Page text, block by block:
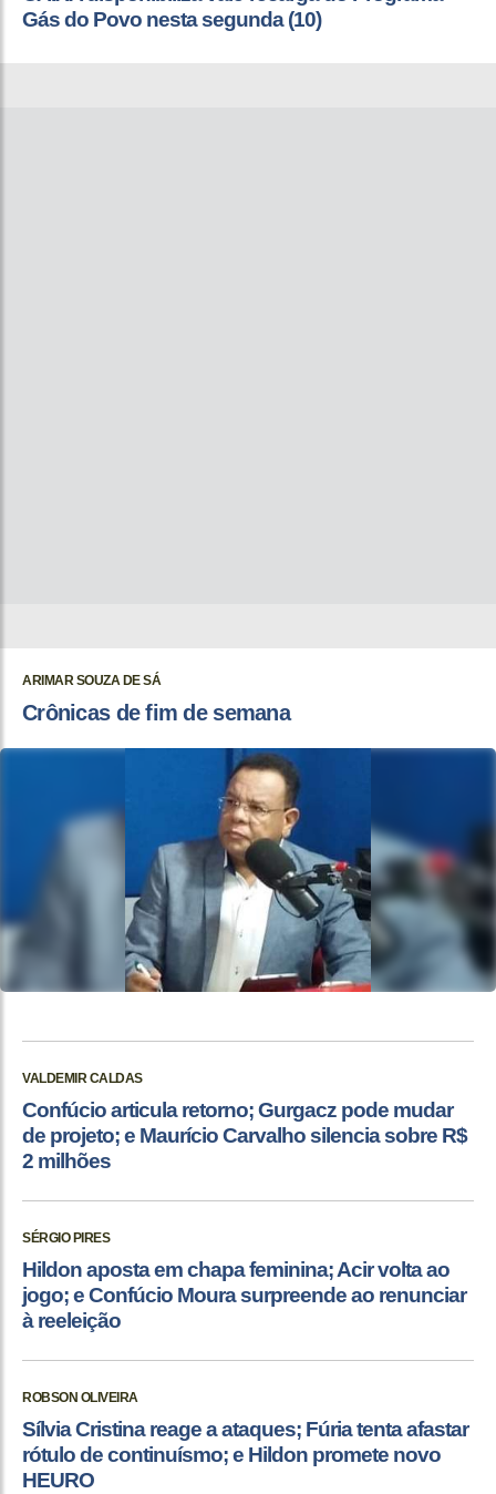
Gás do Povo nesta segunda (10)
ARIMAR SOUZA DE SÁ
Crônicas de fim de semana
VALDEMIR CALDAS
Confúcio articula retorno; Gurgacz pode mudar
de projeto; e Maurício Carvalho silencia sobre R$
2 milhões
SÉRGIO PIRES
Hildon aposta em chapa feminina; Acir volta ao
jogo; e Confúcio Moura surpreende ao renunciar
à reeleição
ROBSON OLIVEIRA
Sílvia Cristina reage a ataques; Fúria tenta afastar
rótulo de continuísmo; e Hildon promete novo
HEURO